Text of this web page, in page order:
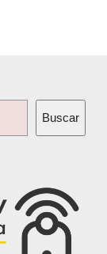
Buscar